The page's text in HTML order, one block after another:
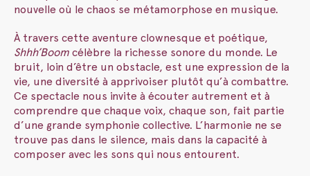
nouvelle où le chaos se métamorphose en musique.
À travers cette aventure clownesque et poétique,
Shhh’Boom célèbre la richesse sonore du monde. Le
bruit, loin d’être un obstacle, est une expression de la
vie, une diversité à apprivoiser plutôt qu’à combattre.
Ce spectacle nous invite à écouter autrement et à
comprendre que chaque voix, chaque son, fait partie
d’une grande symphonie collective. L’harmonie ne se
trouve pas dans le silence, mais dans la capacité à
composer avec les sons qui nous entourent.